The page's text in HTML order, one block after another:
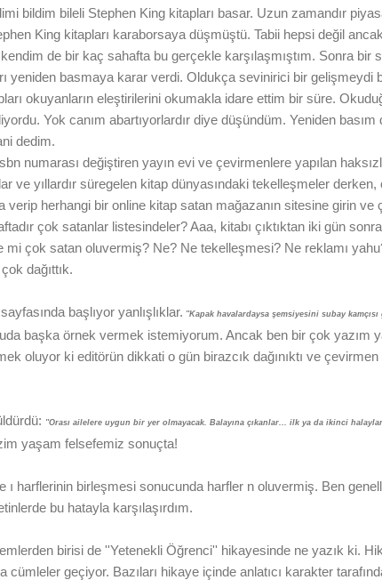
bildim bileli Stephen King kitapları basar. Uzun zamandır
King kitapları karaborsaya düşmüştü. Tabii hepsi değil
de bir kaç sahafta bu gerçekle karşılaşmıştım. Sonra bir
yeniden basmaya karar verdi. Oldukça sevinirici bir gelişmeydi
okuyanların eleştirilerini okumakla idare ettim bir süre.
Yok canım abartıyorlardır diye düşündüm. Yeniden
dedim.
numarası değiştiren yayın evi ve çevirmenlere yapılan
ve yıllardır süregelen kitap dünyasındaki tekelleşmeler derken,
verip herhangi bir online kitap satan mağazanın sitesine girin ve
çok satanlar listesindeler? Aaa, kitabı çıktıktan iki gün
mi çok satan oluvermiş? Ne? Ne tekelleşmesi? Ne reklamı
dağıttık.
başlıyor yanlışlıklar. ''Kapak havalardaysa şemsiyesini subay
başka örnek vermek istemiyorum. Ancak ben bir çok yazım
oluyor ki editörün dikkati o gün birazcık dağınıktı ve
''Orası ailelere uygun bir yer olmayacak. Balayına çıkanlar... ilk ya da ikinci
yaşam felsefemiz sonuçta!
ı harflerinin birleşmesi sonucunda harfler n oluvermiş. Ben
bu hatayla karşılaşırdım.
birisi de ''Yetenekli Öğrenci'' hikayesinde ne yazık ki.
cümleler geçiyor. Bazıları hikaye içinde anlatıcı karakter